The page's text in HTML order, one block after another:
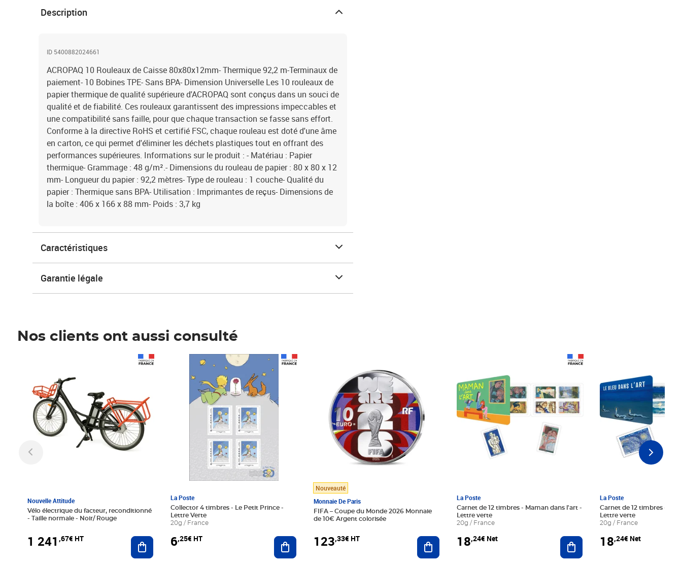
Description
ID 5400882024661
ACROPAQ 10 Rouleaux de Caisse 80x80x12mm- Thermique 92,2 m-Terminaux de
paiement- 10 Bobines TPE- Sans BPA- Dimension Universelle Les 10 rouleaux de
papier thermique de qualité supérieure d'ACROPAQ sont conçus dans un souci de
qualité et de fiabilité. Ces rouleaux garantissent des impressions impeccables et
une compatibilité sans faille, pour que chaque transaction se fasse sans effort.
Conforme à la directive RoHS et certifié FSC, chaque rouleau est doté d'une âme
en carton, ce qui permet d'éliminer les déchets plastiques tout en offrant des
performances supérieures. Informations sur le produit : - Matériau : Papier
thermique- Grammage : 48 g/m².- Dimensions du rouleau de papier : 80 x 80 x 12
mm- Longueur du papier : 92,2 mètres- Type de rouleau : 1 couche- Qualité du
papier : Thermique sans BPA- Utilisation : Imprimantes de reçus- Dimensions de
la boîte : 406 x 166 x 88 mm- Poids : 3,7 kg
Caractéristiques
Garantie légale
Nos clients ont aussi consulté
Nouvelle Attitude
Vélo électrique du facteur, reconditionné
- Taille normale - Noir/ Rouge
1 241 ,67€ HT Ajouter au panier
La Poste
Collector 4 timbres - Le Petit Prince -
Lettre Verte
20g / France
6,25€ HT
Prix 6,25€ HT
Ajouter au panier
Nouveauté
Monnaie De Paris
FIFA – Coupe du Monde 2026 Monnaie
de 10€ Argent colorisée
123,33€ HT Ajouter au panier
La Poste
Carnet de 12 timbres - Maman dans l'art -
Lettre verte
20g / France
18,24€ Net Ajouter au panier
La Poste
Carnet de 12 timbres - Le
Lettre verte
20g / France
18,24€ Net